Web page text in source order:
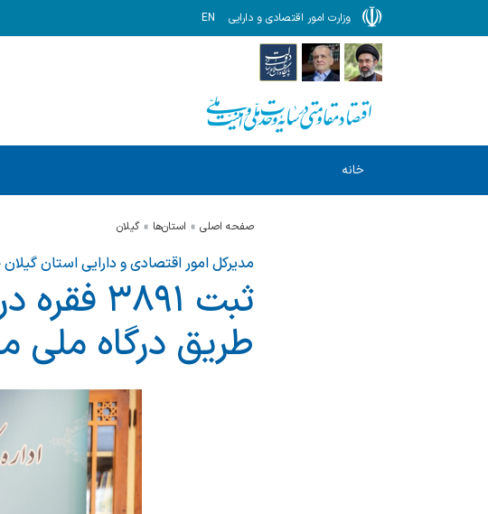
وزارت امور اقتصادی و دارایی EN
خانه
صفحه اصلی استان‌ها گيلان
مدیرکل امور اقتصادی و دارایی استان گیلان
ثبت
طریق درگاه ملی